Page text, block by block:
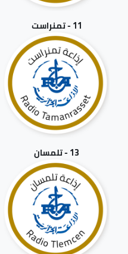
11 - تمنراست
13 - تلمسان